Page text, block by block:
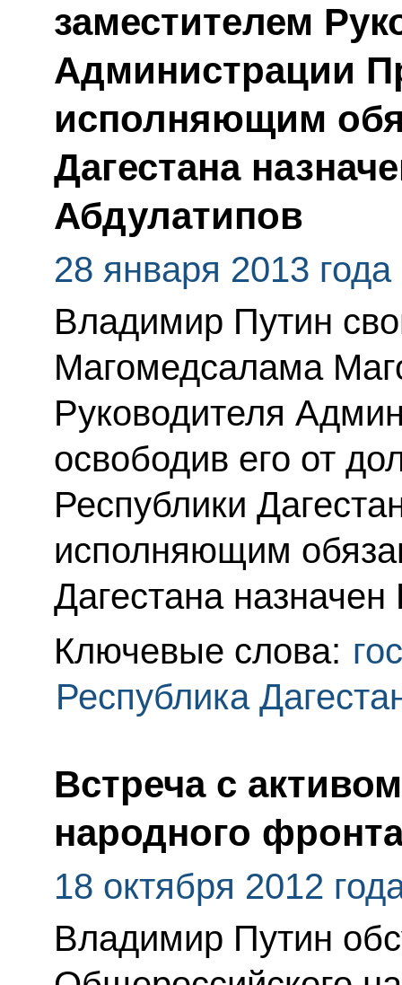
заместителем
Администрации
исполняющим
Дагестана
Абдулатипов
28 января 2013 года
Владимир Путин
Магомедсалама
Руководителя
освободив его от
Республики
исполняющим
Дагестана
Ключевые слова:
Республика
Встреча с
народного
18 октября 2012
Владимир Путин